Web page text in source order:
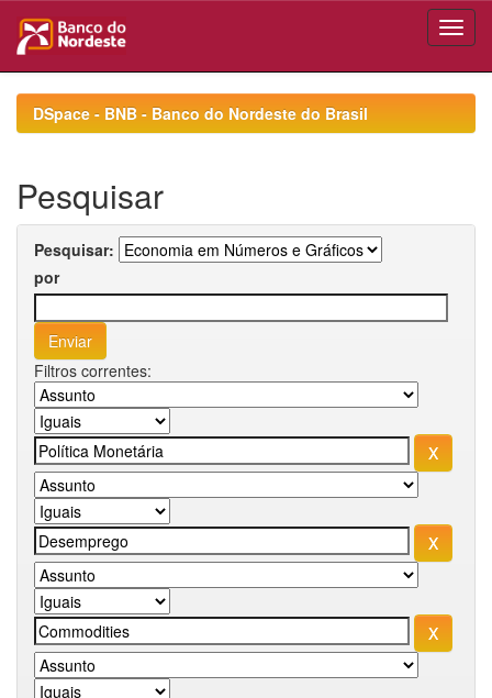
navigationDSpace - BNB - Banco do Nordeste do Brasil
Pesquisar
Pesquisar:
por
Filtros correntes: